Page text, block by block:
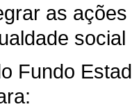
as
Fundo